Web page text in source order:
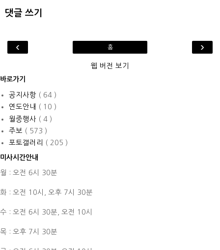
댓글 쓰기
‹ ›
홈
웹 버전 보기
바로가기
공지사항 ( 64 )
연도안내
( 10 )
월중행사 ( 4 )
주보
( 573 )
포토갤러리
( 205 )
미사시간안내
월 : 오전 6시 30분
화 : 오전 10시, 오후 7시 30분
수 : 오전 6시 30분, 오전 10시
목 : 오후 7시 30분